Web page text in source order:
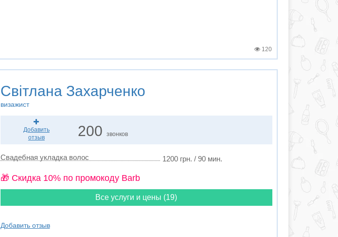
120
Світлана Захарченко
визажист
Добавить
отзыв
200звонков
Свадебная укладка волос 1200 грн. / 90 мин.
🎁 Cкидка 10% по промокоду Barb
Все услуги и цены (19)
Добавить отзыв